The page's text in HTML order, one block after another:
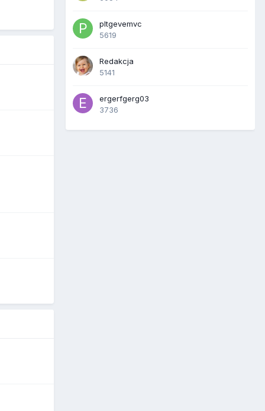
pltgevemvc
5619
Redakcja
5141
ergerfgerg03
3736